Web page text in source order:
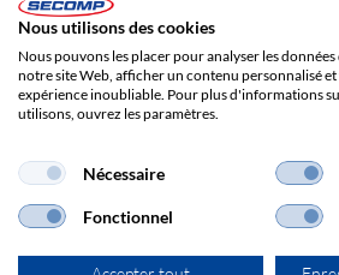
Brands Impression
Protection des données
Frais de port
Nous utilisons des cookies
Nous pouvons les placer pour analyser les
notre site Web, afficher un contenu personnalisé
expérience inoubliable. Pour plus d'informations
utilisons, ouvrez les paramètres.
Nécessaire
Fonctionnel